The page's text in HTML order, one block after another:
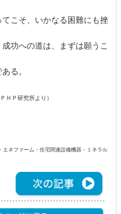
こそ、いかなる困難にも挫
功への道は、まずは願うこ
る。
ＨＰ研究所より）
エネファーム・住宅関連設備機器・ミネラル